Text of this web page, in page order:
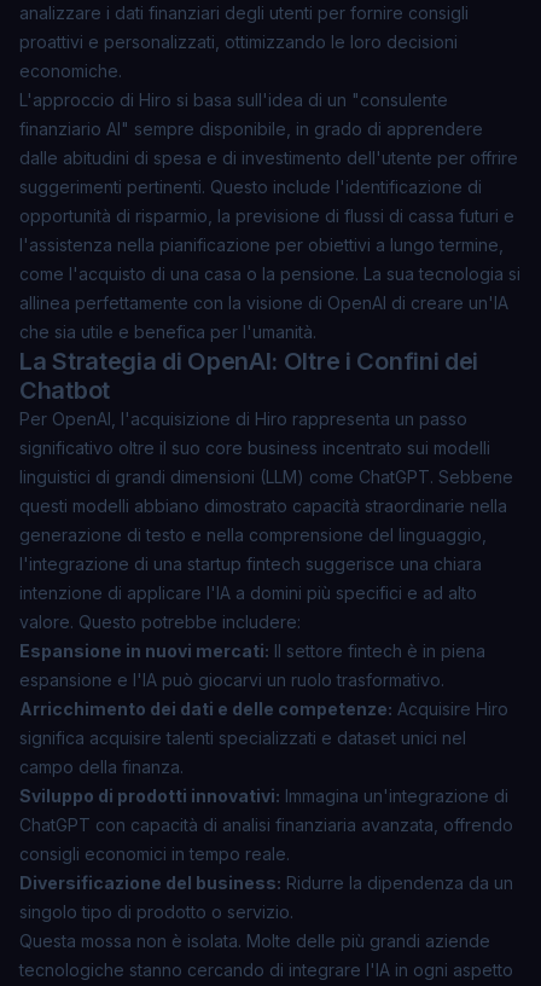
analizzare i dati finanziari degli utenti per fornire consigli
proattivi e personalizzati, ottimizzando le loro decisioni
economiche.
L'approccio di Hiro si basa sull'idea di un "consulente
finanziario AI" sempre disponibile, in grado di apprendere
dalle abitudini di spesa e di investimento dell'utente per offrire
suggerimenti pertinenti. Questo include l'identificazione di
opportunità di risparmio, la previsione di flussi di cassa futuri e
l'assistenza nella pianificazione per obiettivi a lungo termine,
come l'acquisto di una casa o la pensione. La sua tecnologia si
allinea perfettamente con la visione di OpenAI di creare un'IA
che sia utile e benefica per l'umanità.
La Strategia di OpenAI: Oltre i Confini dei
Chatbot
Per OpenAI, l'acquisizione di Hiro rappresenta un passo
significativo oltre il suo core business incentrato sui modelli
linguistici di grandi dimensioni (LLM) come ChatGPT. Sebbene
questi modelli abbiano dimostrato capacità straordinarie nella
generazione di testo e nella comprensione del linguaggio,
l'integrazione di una startup fintech suggerisce una chiara
intenzione di applicare l'IA a domini più specifici e ad alto
valore. Questo potrebbe includere:
Espansione in nuovi mercati: Il settore fintech è in piena
espansione e l'IA può giocarvi un ruolo trasformativo.
Arricchimento dei dati e delle competenze: Acquisire Hiro
significa acquisire talenti specializzati e dataset unici nel
campo della finanza.
Sviluppo di prodotti innovativi: Immagina un'integrazione di
ChatGPT con capacità di analisi finanziaria avanzata, offrendo
consigli economici in tempo reale.
Diversificazione del business: Ridurre la dipendenza da un
singolo tipo di prodotto o servizio.
Questa mossa non è isolata. Molte delle più grandi aziende
tecnologiche stanno cercando di integrare l'IA in ogni aspetto